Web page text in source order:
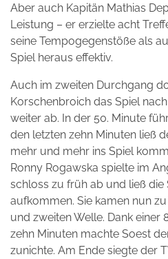
Aber auch Kapitän Mathias
Leistung – er erzielte acht
seine Tempogegenstöße als
Spiel heraus effektiv.
Auch im zweiten Durchgang
Korschenbroich das Spiel
weiter ab. In der 50. Minute
den letzten zehn Minuten ließ
mehr und mehr ins Spiel
Ronny Rogawska spielte im
schloss zu früh ab und ließ die
aufkommen. Sie kamen nun
und zweiten Welle. Dank einer
zehn Minuten machte Soest
zunichte. Am Ende siegte der